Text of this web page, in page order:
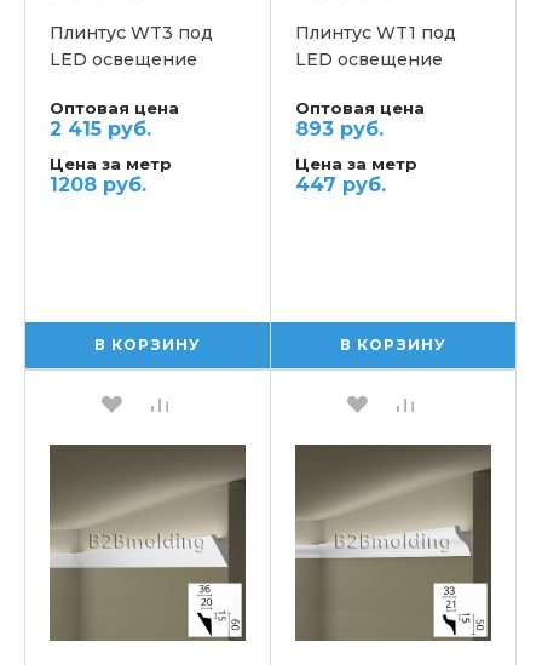
Плинтус WT3 под
LED освещение
Оптовая цена
2 415 руб.
Цена за метр
1208 руб.
В КОРЗИНУ
Плинтус WT1 под
LED освещение
Оптовая цена
893 руб.
Цена за метр
447 руб.
В КОРЗИНУ